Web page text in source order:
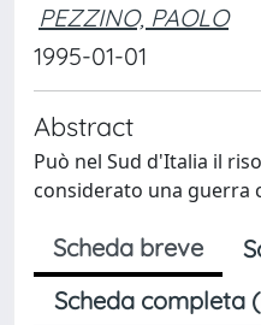
PEZZINO, PAOLO
1995-01-01
Abstract
Può nel Sud d'Italia il
considerato una guerra
Scheda breve
Scheda completa